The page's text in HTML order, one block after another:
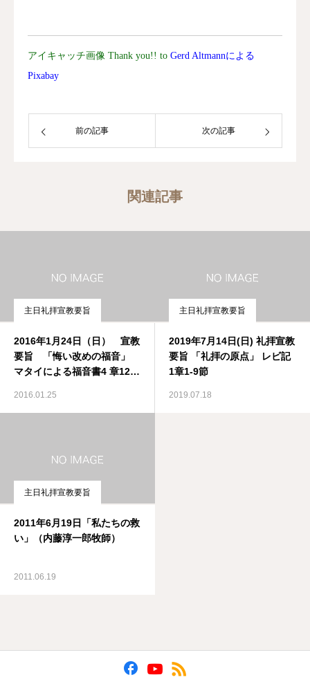
アイキャッチ画像 Thank you!! to Gerd Altmannによる
Pixabay
前の記事 次の記事
関連記事
主日礼拝宣教要旨
2016年1月24日（日） 宣教
要旨 「悔い改めの福音」
マタイによる福音書4 章12-
2016.01.25
主日礼拝宣教要旨
2019年7月14日(日) 礼拝宣教
要旨 「礼拝の原点」 レビ記
1章1-9節
2019.07.18
主日礼拝宣教要旨
2011年6月19日「私たちの救
い」（内藤淳一郎牧師）
2011.06.19